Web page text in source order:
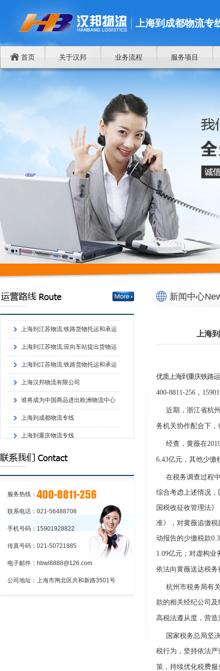
上海到成都物流专
首页 关于汉邦 业务流程 服务项目
谁将成为中国商品进出欧洲物流中心
上海到成都物流专线
上海到重庆物流专线
上海到四川物流专线
上海到江苏物流:铁路货物托运和承运
的程序上海到江苏物流:铁路货物托运和承
运的程序
上海到江苏物流:应向车站提出货物运
单和运单上海到江苏物流:铁路货物托运和承运
的程序上海汉邦物流有限公司
谁将成为中国商品进出欧洲物流中心
上海到成都物流专线
上海到重庆物流专线
上海到四川物流专线
上海到江苏物流:铁路货物托运和承运
的程序上海到江苏物流:铁路货物托运和承
运的程序
上海到江苏物流:应向车站提出货物运
单和运单上海到江苏物流:铁路货物托运和承运
的程序
服务热线：
联系电话：021-56488708
手机号码：15901928822
传真号码：021-50721885
电子邮件：hbwl8888@126.com
公司地址：上海市闸北区共和新路3501号
新闻中心
上海
优质上海到重庆铁路
400-8811-256，
近期，浙江省杭
务机关协作配合下
经查，黄薇在
6.43亿元，其他少缴
在税务调查过程
综合考虑上述情况
国税收征收管理法
准》，对黄薇追缴
动报告的少缴税款
1.09亿元；对虚构业
依法向黄薇送达税
杭州市税务局有
款的相关经纪公司
高税法遵从度，营
国家税务总局坚
税行为，坚持依法
策，持续优化税费